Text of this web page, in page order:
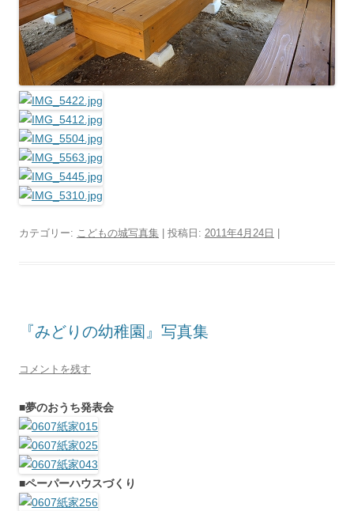
カテゴリー: こどもの城写真集 | 投稿日: 2011年4月24日
『みどりの幼稚園』写真集
コメントを残す
■夢のおうち発表会
■ペーパーハウスづくり